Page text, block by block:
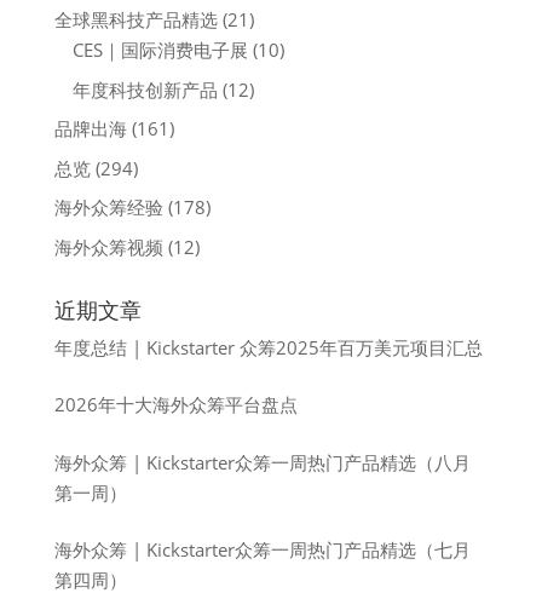
全球黑科技产品精选(21)
CES｜国际消费电子展 (10)
年度科技创新产品 (12)
品牌出海(161)
总览(294)
海外众筹经验 (178)
海外众筹视频 (12)
近期文章
年度总结 | Kickstarter 众筹2025年百万美元项目汇总
2026年十大海外众筹平台盘点
海外众筹 | Kickstarter众筹一周热门产品精选（八月
第一周）
海外众筹 | Kickstarter众筹一周热门产品精选（七月
第四周）